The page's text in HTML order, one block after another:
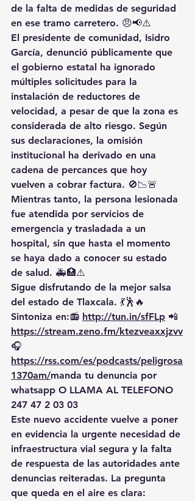
de la falta de medidas de seguridad
en ese tramo carretero. 😠📢⚠️
El presidente de comunidad, Isidro
García, denunció públicamente que
el gobierno estatal ha ignorado
múltiples solicitudes para la
instalación de reductores de
velocidad, a pesar de que la zona es
considerada de alto riesgo. Según
sus declaraciones, la omisión
institucional ha derivado en una
cadena de percances que hoy
vuelven a cobrar factura. 🚫📉🚨
Mientras tanto, la persona lesionada
fue atendida por servicios de
emergencia y trasladada a un
hospital, sin que hasta el momento
se haya dado a conocer su estado
de salud. 🚑🏥⚠️
Sigue disfrutando de la mejor salsa
del estado de Tlaxcala. 💃🕺🔥
Sintoniza en:📻 http://tun.in/sfFLp 📲
https://stream.zeno.fm/ktezveaxxjzvv
🎧
https://rss.com/es/podcasts/peligrosa
1370am/manda tu denuncia por
whatsapp O LLAMA AL TELEFONO
247 47 2 03 03
Este nuevo accidente vuelve a poner
en evidencia la urgente necesidad de
infraestructura vial segura y la falta
de respuesta de las autoridades ante
denuncias reiteradas. La pregunta
que queda en el aire es clara: